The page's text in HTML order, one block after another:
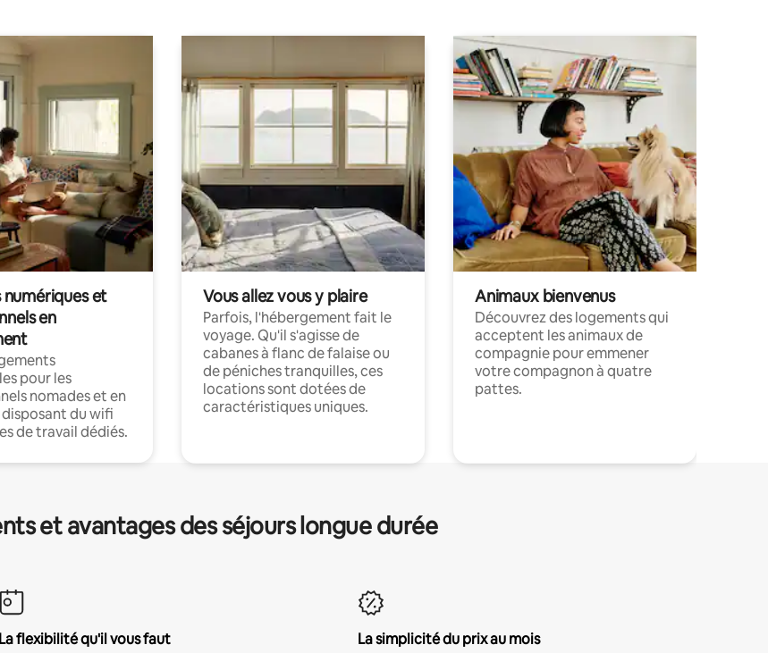
numériques et
en
pour les
nomades et en
du wifi
de travail dédiés.
Vous allez vous y plaire
Parfois, l'hébergement fait le
voyage. Qu'il s'agisse de
cabanes à flanc de falaise ou
de péniches tranquilles, ces
locations sont dotées de
caractéristiques uniques.
Animaux bienvenus
Découvrez des logements qui
acceptent les animaux de
compagnie pour emmener
votre compagnon à quatre
pattes.
et avantages des séjours longue durée
La flexibilité qu'il vous faut
La simplicité du prix au mois